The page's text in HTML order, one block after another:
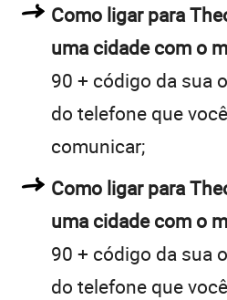
Como ligar para
uma cidade com o
90 + código da sua
do telefone que
comunicar;
Como ligar para
uma cidade com o
90 + código da sua
do telefone que